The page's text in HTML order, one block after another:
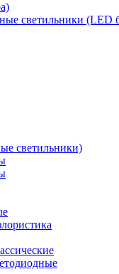
светильники (LED
светильники)